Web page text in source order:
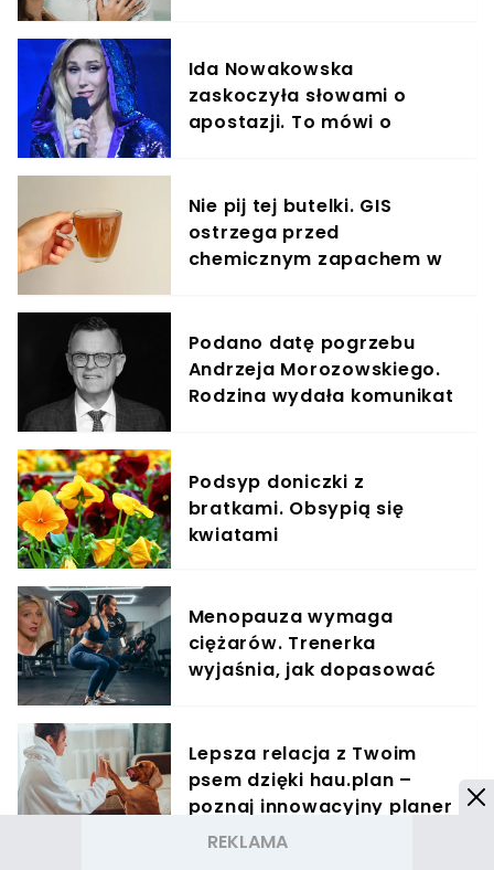
Ida Nowakowska
zaskoczyła słowami o
apostazji. To mówi o
Nie pij tej butelki. GIS
ostrzega przed
chemicznym zapachem w
Podano datę pogrzebu
Andrzeja Morozowskiego.
Rodzina wydała komunikat
Podsyp doniczki z
bratkami. Obsypią się
kwiatami
Menopauza wymaga
ciężarów. Trenerka
wyjaśnia, jak dopasować
Lepsza relacja z Twoim
psem dzięki hau.plan –
poznaj innowacyjny planer
treningowy